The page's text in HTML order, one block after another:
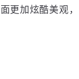
更加炫酷美观，